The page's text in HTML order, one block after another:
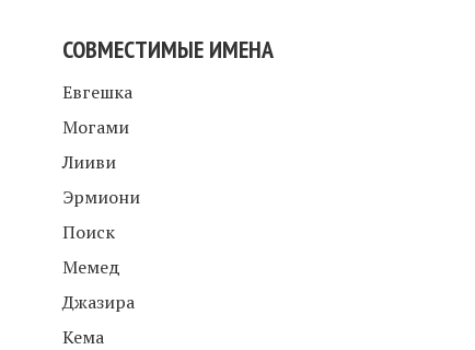
СОВМЕСТИМЫЕ ИМЕНА
Евгешка
Могами
Лииви
Эрмиони
Поиск
Мемед
Джазира
Кема